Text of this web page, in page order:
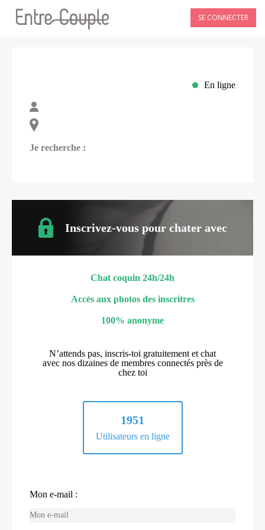
SE CONNECTER
En ligne
Je recherche :
Inscrivez-vous pour chater avec
Chat coquin 24h/24h
Accès aux photos des inscritres
100% anonyme
N’attends pas, inscris-toi gratuitement et chat
avec nos dizaines de membres connectés près de
chez toi
1951
Utilisateurs en ligne
Mon e-mail :